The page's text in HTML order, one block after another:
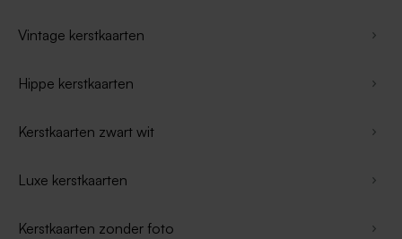
Vintage kerstkaarten
Hippe kerstkaarten
Kerstkaarten zwart wit
Luxe kerstkaarten
Kerstkaarten zonder foto